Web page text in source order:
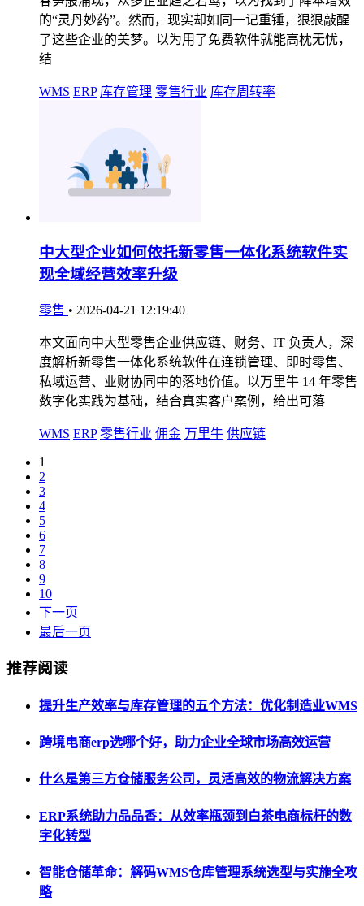
的“灵丹妙药”。然而，现实却如同一记重锤，狠狠敲醒
了这些企业的美梦。以为用了免费软件就能高枕无忧，
结
WMS ERP 库存管理 零售行业 库存周转率
中大型企业如何依托新零售一体化系统软件实
现全域经营效率升级
零售 • 2026-04-21 12:19:40
本文面向中大型零售企业供应链、财务、IT 负责人，深
度解析新零售一体化系统软件在连锁管理、即时零售、
私域运营、业财协同中的落地价值。以万里牛 14 年零售
数字化实践为基础，结合真实客户案例，给出可落
WMS ERP 零售行业 佣金 万里牛 供应链
1
2
3
4
5
6
7
8
9
10
下一页
最后一页
推荐阅读
提升生产效率与库存管理的五个方法：优化制造业WMS
跨境电商erp选哪个好，助力企业全球市场高效运营
什么是第三方仓储服务公司，灵活高效的物流解决方案
ERP系统助力品品香：从效率瓶颈到白茶电商标杆的数
字化转型
智能仓储革命：解码WMS仓库管理系统选型与实施全攻
略